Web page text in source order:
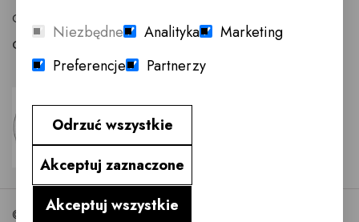
GODZINY OTWARCIA : Poniedziałek -Sobota 10.00 - 18.00
Odwiedź salon meblowy Warszawa →
©2026 InneMeble.pl
Niezbędne Analityka
Marketing
Preferencje
Partnerzy
Odrzuć wszystkie
Akceptuj zaznaczone
Akceptuj wszystkie